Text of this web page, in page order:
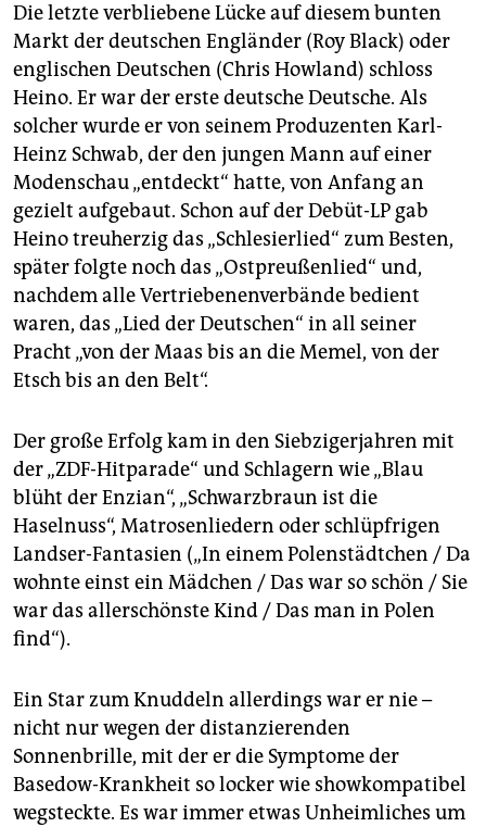
Die letzte verbliebene Lücke auf diesem bunten
Markt der deutschen Engländer (Roy Black) oder
englischen Deutschen (Chris Howland) schloss
Heino. Er war der erste deutsche Deutsche. Als
solcher wurde er von seinem Produzenten Karl-
Heinz Schwab, der den jungen Mann auf einer
Modenschau „entdeckt“ hatte, von Anfang an
gezielt aufgebaut. Schon auf der Debüt-LP gab
Heino treuherzig das „Schlesierlied“ zum Besten,
später folgte noch das „Ostpreußenlied“ und,
nachdem alle Vertriebenenverbände bedient
waren, das „Lied der Deutschen“ in all seiner
Pracht „von der Maas bis an die Memel, von der
Etsch bis an den Belt“.
Der große Erfolg kam in den Siebzigerjahren mit
der „ZDF-Hitparade“ und Schlagern wie „Blau
blüht der Enzian“, „Schwarzbraun ist die
Haselnuss“, Matrosenliedern oder schlüpfrigen
Landser-Fantasien („In einem Polenstädtchen / Da
wohnte einst ein Mädchen / Das war so schön / Sie
war das allerschönste Kind / Das man in Polen
find“).
Ein Star zum Knuddeln allerdings war er nie –
nicht nur wegen der distanzierenden
Sonnenbrille, mit der er die Symptome der
Basedow-Krankheit so locker wie showkompatibel
wegsteckte. Es war immer etwas Unheimliches um